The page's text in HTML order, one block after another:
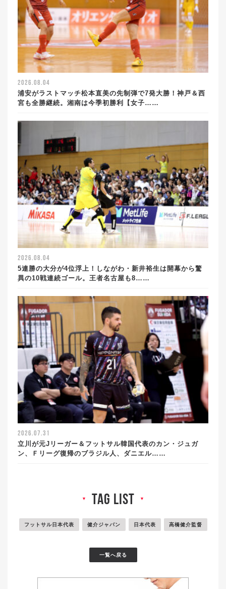
2026.08.04
浦安がラストマッチ松本直美の先制弾で7発大勝！神戸＆西
宮も全勝継続。湘南は今季初勝利【女子……
2026.08.04
5連勝の大分が4位浮上！しながわ・新井裕生は開幕から驚
異の10戦連続ゴール。王者名古屋も8……
2026.07.31
立川が元Jリーガー＆フットサル韓国代表のカン・ジュガ
ン、Ｆリーグ復帰のブラジル人、ダニエル……
▼ tag list ▼
フットサル日本代表 健介ジャパン 日本代表 高橋健介監督
一覧へ戻る